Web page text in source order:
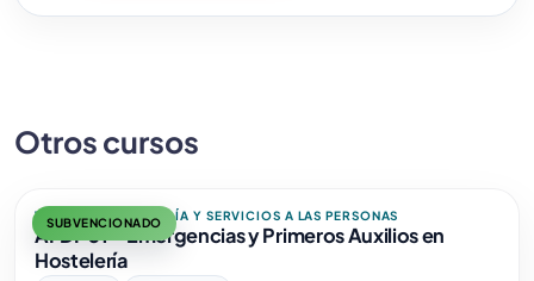
Otros cursos
SUBVENCIONADO
TURISMO, HOSTELERÍA Y SERVICIOS A LAS PERSONAS
AFDP01 - Emergencias y Primeros Auxilios en
Hostelería